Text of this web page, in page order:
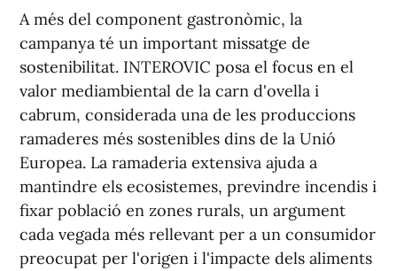
A més del component gastronòmic, la
campanya té un important missatge de
sostenibilitat. INTEROVIC posa el focus en el
valor mediambiental de la carn d'ovella i
cabrum, considerada una de les produccions
ramaderes més sostenibles dins de la Unió
Europea. La ramaderia extensiva ajuda a
mantindre els ecosistemes, previndre incendis i
fixar població en zones rurals, un argument
cada vegada més rellevant per a un consumidor
preocupat per l'origen i l'impacte dels aliments